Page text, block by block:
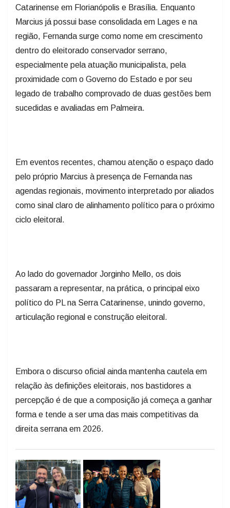
Catarinense em Florianópolis e Brasília. Enquanto
Marcius já possui base consolidada em Lages e na
região, Fernanda surge como nome em crescimento
dentro do eleitorado conservador serrano,
especialmente pela atuação municipalista, pela
proximidade com o Governo do Estado e por seu
legado de trabalho comprovado de duas gestões bem
sucedidas e avaliadas em Palmeira.
Em eventos recentes, chamou atenção o espaço dado
pelo próprio Marcius à presença de Fernanda nas
agendas regionais, movimento interpretado por aliados
como sinal claro de alinhamento político para o próximo
ciclo eleitoral.
Ao lado do governador Jorginho Mello, os dois
passaram a representar, na prática, o principal eixo
político do PL na Serra Catarinense, unindo governo,
articulação regional e construção eleitoral.
Embora o discurso oficial ainda mantenha cautela em
relação às definições eleitorais, nos bastidores a
percepção é de que a composição já começa a ganhar
forma e tende a ser uma das mais competitivas da
direita serrana em 2026.